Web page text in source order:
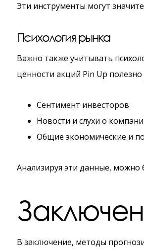
Эти инструменты могут
Психология рынка
Важно также учитывать
ценности акций Pin Up
Сентимент инвесторов
Новости и слухи о
Общие экономические и
Анализируя эти данные, можно
В заключение, методы